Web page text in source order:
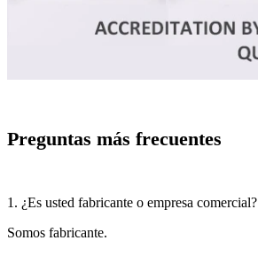
Preguntas más frecuentes
1. ¿Es usted fabricante o empresa comercial?
Somos fabricante.